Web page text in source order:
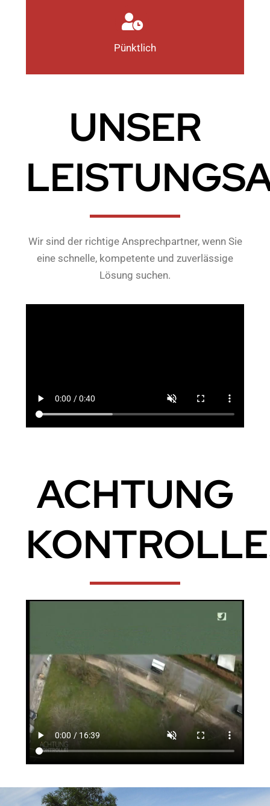
Pünktlich
UNSER
Wir sind der richtige Ansprechpartner, wenn Sie
eine schnelle, kompetente und zuverlässige
Lösung suchen.
ACHTUNG